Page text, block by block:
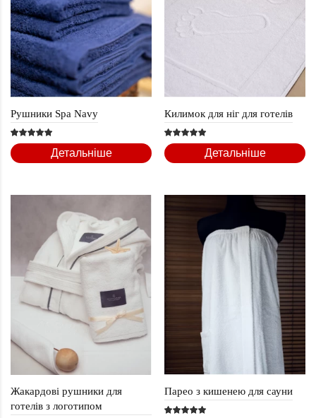
Рушники Spa Navy
Детальніше
Килимок для ніг для готелів
Детальніше
Жакардові рушники для
готелів з логотипом
Парео з кишенею для сауни